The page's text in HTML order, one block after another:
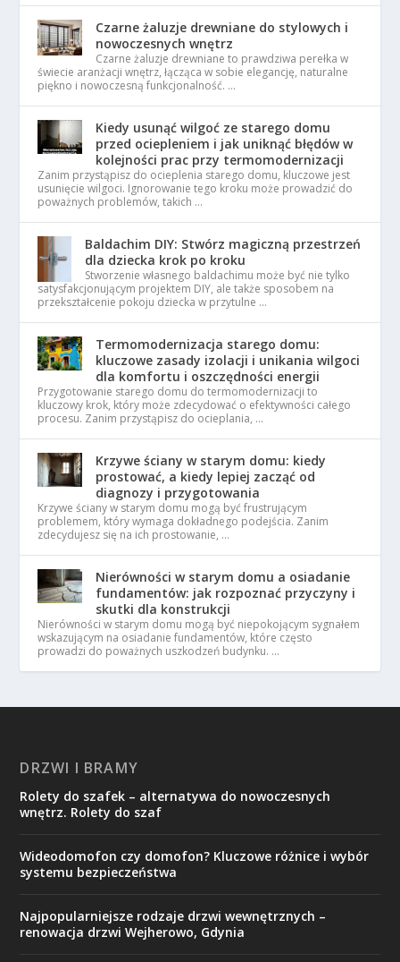
Czarne żaluzje drewniane do stylowych i
nowoczesnych wnętrz
Czarne żaluzje drewniane to prawdziwa perełka w
świecie aranżacji wnętrz, łącząca w sobie elegancję, naturalne
piękno i nowoczesną funkcjonalność. …
Kiedy usunąć wilgoć ze starego domu
przed ociepleniem i jak uniknąć błędów w
kolejności prac przy termomodernizacji
Zanim przystąpisz do ocieplenia starego domu, kluczowe jest
usunięcie wilgoci. Ignorowanie tego kroku może prowadzić do
poważnych problemów, takich …
Baldachim DIY: Stwórz magiczną przestrzeń
dla dziecka krok po kroku
Stworzenie własnego baldachimu może być nie tylko
satysfakcjonującym projektem DIY, ale także sposobem na
przekształcenie pokoju dziecka w przytulne …
Termomodernizacja starego domu:
kluczowe zasady izolacji i unikania wilgoci
dla komfortu i oszczędności energii
Przygotowanie starego domu do termomodernizacji to
kluczowy krok, który może zdecydować o efektywności całego
procesu. Zanim przystąpisz do ocieplania, …
Krzywe ściany w starym domu: kiedy
prostować, a kiedy lepiej zacząć od
diagnozy i przygotowania
Krzywe ściany w starym domu mogą być frustrującym
problemem, który wymaga dokładnego podejścia. Zanim
zdecydujesz się na ich prostowanie, …
Nierówności w starym domu a osiadanie
fundamentów: jak rozpoznać przyczyny i
skutki dla konstrukcji
Nierówności w starym domu mogą być niepokojącym sygnałem
wskazującym na osiadanie fundamentów, które często
prowadzi do poważnych uszkodzeń budynku. …
DRZWI I BRAMY
Rolety do szafek – alternatywa do nowoczesnych
wnętrz. Rolety do szaf
Wideodomofon czy domofon? Kluczowe różnice i wybór
systemu bezpieczeństwa
Najpopularniejsze rodzaje drzwi wewnętrznych –
renowacja drzwi Wejherowo, Gdynia